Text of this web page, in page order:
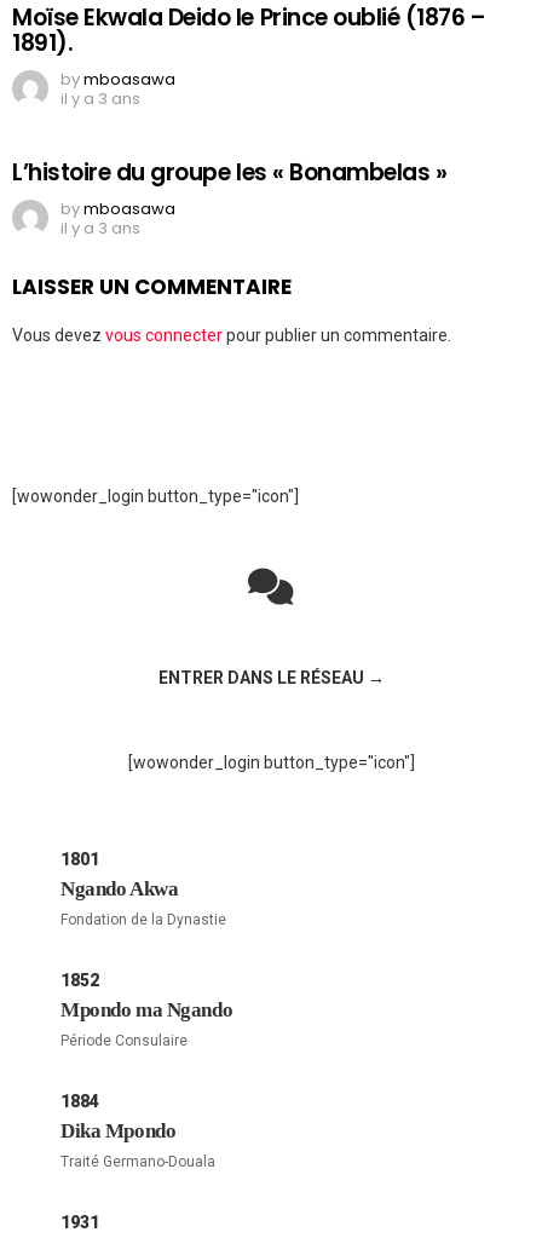
Moïse Ekwala Deido le Prince oublié (1876 –
1891).
bymboasawa
il y a 3 ans
L’histoire du groupe les « Bonambelas »
bymboasawa
il y a 3 ans
LAISSER UN COMMENTAIRE
Vous devez vous connecterpour publier un commentaire.
[wowonder_login button_type="icon"]
ENTRER DANS LE RÉSEAU →
[wowonder_login button_type="icon"]
1801
Ngando Akwa
Fondation de la Dynastie
1852
Mpondo ma Ngando
Période Consulaire
1884
Dika Mpondo
Traité Germano-Douala
1931